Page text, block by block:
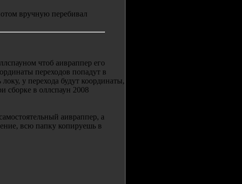
вручную перебивал
чтоб аивраппер его
переходов попадут в
у перехода будут координаты,
сборке в оллспаун 2008
аивраппер, а
всю папку копируешь в